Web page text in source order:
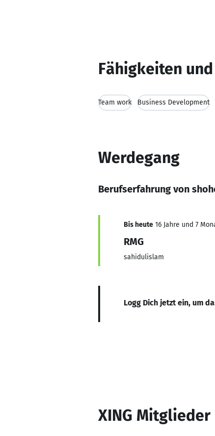
Fähigkeiten
Team work Business Development
Werdegang
Berufserfahrung von
Bis heute 16 Jahre und 7
RMG
sahidulislam
Logg Dich jetzt ein, um
XING